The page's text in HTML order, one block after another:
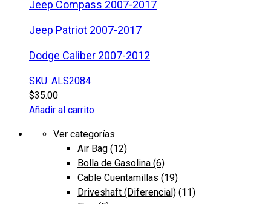
Jeep Compass 2007-2017
Jeep Patriot 2007-2017
Dodge Caliber 2007-2012
SKU: ALS2084
$35.00
Añadir al carrito
Ver categorías
Air Bag (12)
Bolla de Gasolina (6)
Cable Cuentamillas (19)
Driveshaft (Diferencial) (11)